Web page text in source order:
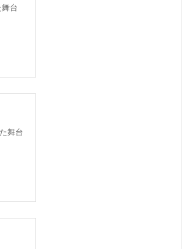
台
舞台